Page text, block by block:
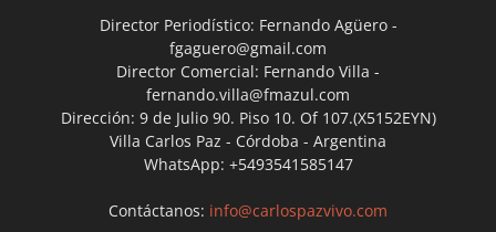
Director Periodístico: Fernando Agüero -
fgaguero@gmail.com
Director Comercial: Fernando Villa -
fernando.villa@fmazul.com
Dirección: 9 de Julio 90. Piso 10. Of 107.(X5152EYN)
Villa Carlos Paz - Córdoba - Argentina
WhatsApp: +5493541585147
Contáctanos: info@carlospazvivo.com